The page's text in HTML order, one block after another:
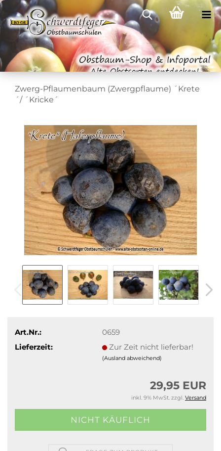
Zwerg-Pflaumenbaum (Zwergpflaume) ´Krete
´/ ´Kricke´
Art.Nr.:
0659
Lieferzeit:
Zur Zeit nicht lieferbar!
(Ausland abweichend)
29,95 EUR
inkl. 9% MwSt. zzgl. Versand